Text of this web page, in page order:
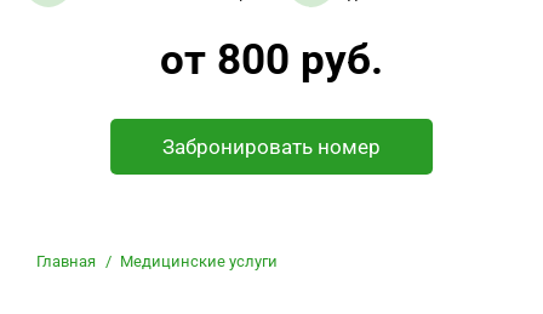
от 800 руб.
Забронировать номер
Вы здесь:
Главная Медицинские услуги